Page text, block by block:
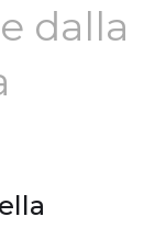
dalla